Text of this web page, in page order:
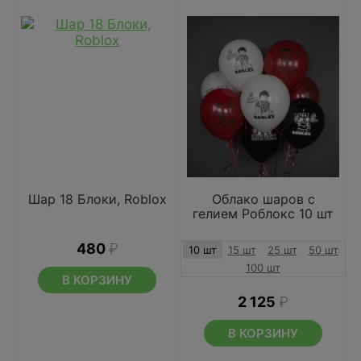
Шар 18 Блоки, Roblox
480 ₽
В КОРЗИНУ
Облако шаров с
гелием Роблокс 10 шт
10 шт 15 шт 25 шт
50 шт
100 шт
2 125 ₽
В КОРЗИНУ